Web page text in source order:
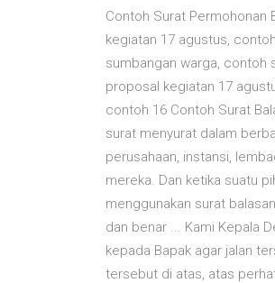
Contoh Surat Permohonan
kegiatan 17 agustus,
sumbangan warga, contoh
proposal kegiatan 17
contoh 16 Contoh Surat
surat menyurat dalam
perusahaan, instansi,
mereka. Dan ketika suatu
menggunakan surat
dan benar ... Kami Kepala
kepada Bapak agar jalan
tersebut di atas, atas